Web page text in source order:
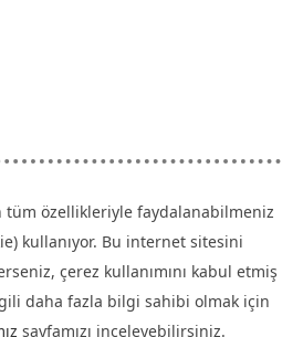
özellikleriyle faydalanabilmeniz
kullanıyor. Bu internet sitesini
çerez kullanımını kabul etmiş
daha fazla bilgi sahibi olmak için
sayfamızı inceleyebilirsiniz.